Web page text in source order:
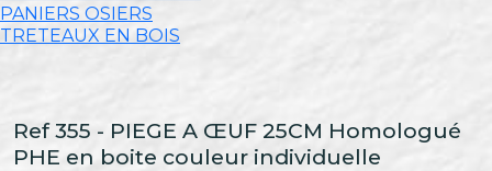
PANIERS OSIERS
TRETEAUX EN BOIS
Ref 355 - PIEGE A ŒUF 25CM Homologué
PHE en boite couleur individuelle